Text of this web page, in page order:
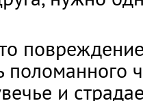
поломанного
и